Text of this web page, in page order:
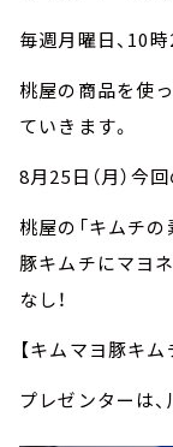
毎週月曜日、10
桃屋の商品を使
ていきます。
8月25日（月）今回
桃屋の「キムチの
豚キムチにマヨ
なし！
【キムマヨ豚キム
プレゼンターは